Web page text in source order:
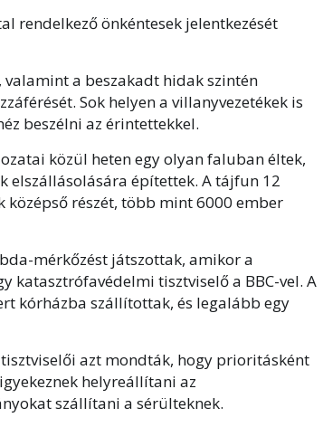
rendelkező önkéntesek jelentkezését
a beszakadt hidak szintén
Sok helyen a villanyvezetékek is
beszélni az érintettekkel.
közül heten egy olyan faluban éltek,
építettek. A tájfun 12
részét, több mint 6000 ember
mérkőzést játszottak, amikor a
katasztrófavédelmi tisztviselő a BBC-vel. A
kórházba szállítottak, és legalább egy
azt mondták, hogy prioritásként
helyreállítani az
szállítani a sérülteknek.